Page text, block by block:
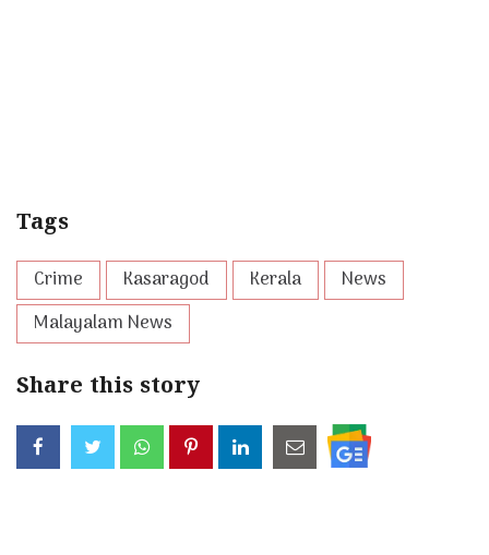
Tags
Crime Kasaragod Kerala
News
Malayalam News
Share this story